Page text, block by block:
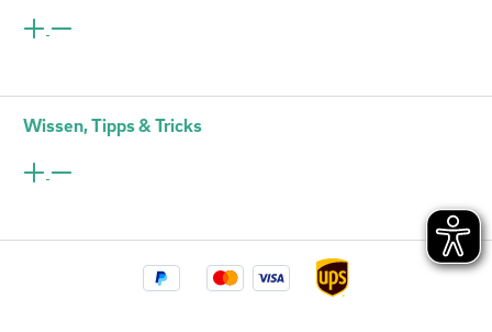
Wissen, Tipps & Tricks